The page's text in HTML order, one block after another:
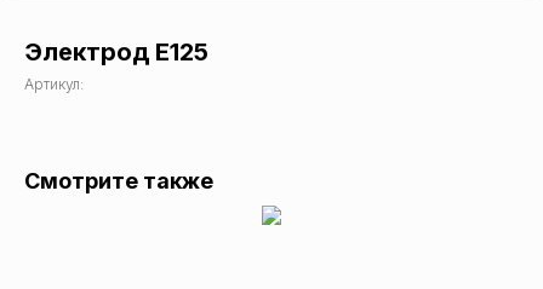
Электрод E125
Артикул:
Смотрите также